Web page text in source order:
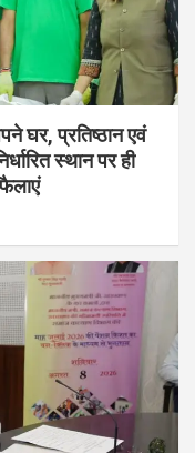
घर, प्रतिष्ठान एवं
स्थान पर ही